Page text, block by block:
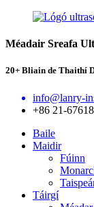
Méadair Sreafa
20+ Bliain de Thaithí
info@lanry-
+86 21-
Baile
Maidir
Fúinn
Táirgí